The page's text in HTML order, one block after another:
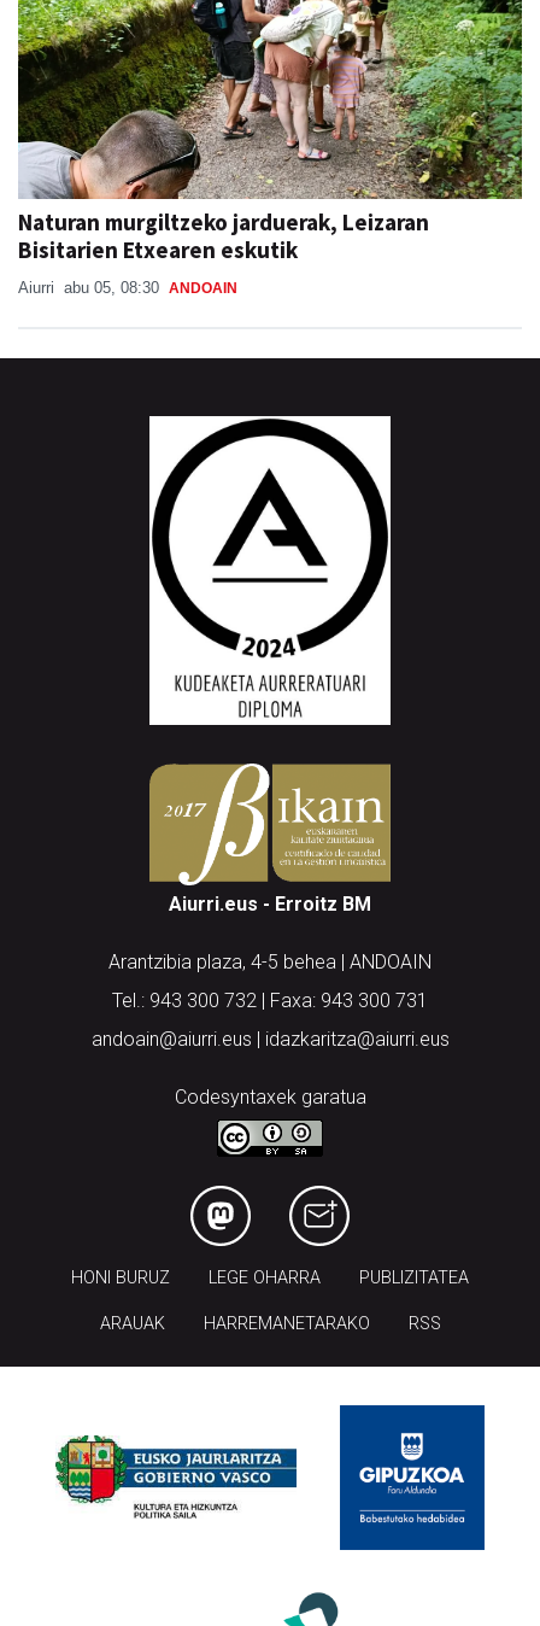
Naturan murgiltzeko jarduerak, Leizaran
Bisitarien Etxearen eskutik
Aiurri abu 05, 08:30 ANDOAIN
Aiurri.eus - Erroitz BM
Arantzibia plaza, 4-5 behea | ANDOAIN
Tel.: 943 300 732 | Faxa: 943 300 731
andoain@aiurri.eus | idazkaritza@aiurri.eus
Codesyntaxek garatua
HONI BURUZ LEGE OHARRA PUBLIZITATEA
ARAUAK HARREMANETARAKO RSS